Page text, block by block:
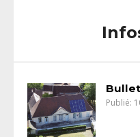
Publié: